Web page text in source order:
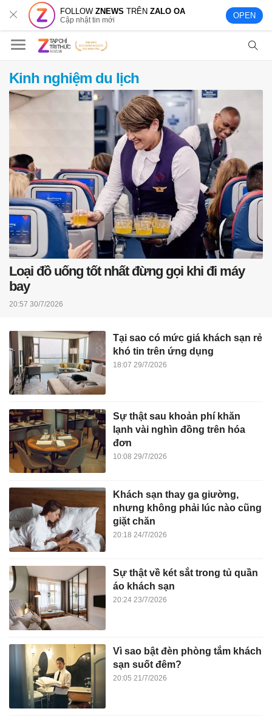
FOLLOWZNEWS TRÊNZALO OA
Cập nhật tin mới OPEN
Kinh nghiệm du lịch
Loại đồ uống tốt nhất đừng gọi khi đi máy
bay
20:57 30/7/2026
Tại sao có mức giá khách sạn rẻ
khó tin trên ứng dụng
18:07 29/7/2026
Sự thật sau khoản phí khăn
lạnh vài nghìn đồng trên hóa
đơn
10:08 29/7/2026
Khách sạn thay ga giường,
nhưng không phải lúc nào cũng
giặt chăn
20:18 24/7/2026
Sự thật về két sắt trong tủ quần
áo khách sạn
20:24 23/7/2026
Vì sao bật đèn phòng tắm khách
sạn suốt đêm?
20:05 21/7/2026